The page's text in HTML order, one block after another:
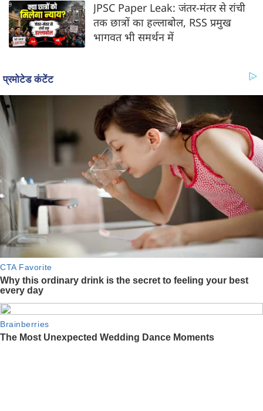
JPSC Paper Leak: जंतर-मंतर से रांची
तक छात्रों का हल्लाबोल, RSS प्रमुख
भागवत भी समर्थन में